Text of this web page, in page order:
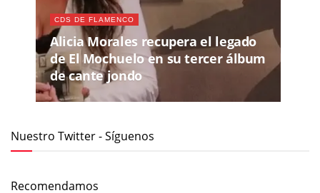
CDS DE FLAMENCO
Alicia Morales recupera el legado
de El Mochuelo en su tercer álbum
de cante jondo
Nuestro Twitter - Síguenos
Recomendamos